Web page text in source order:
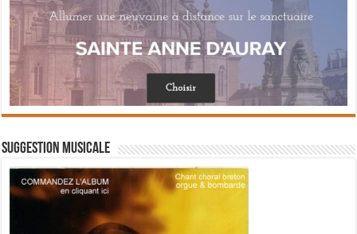
Suggestion musicale